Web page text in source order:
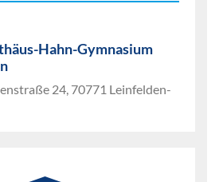
Hahn-Gymnasium
24, 70771 Leinfelden-